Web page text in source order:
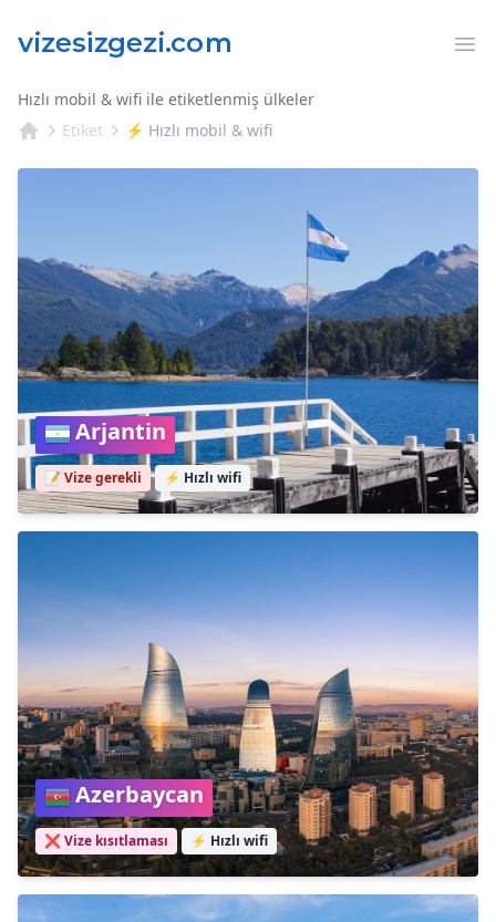
Hızlı mobil & wifi ile etiketlenmiş ülkeler
Etiket
⚡ Hızlı mobil & wifi
Arjantin
📝 Vize gerekli ⚡ Hızlı wifi
Azerbaycan
❌ Vize kısıtlaması ⚡ Hızlı wifi